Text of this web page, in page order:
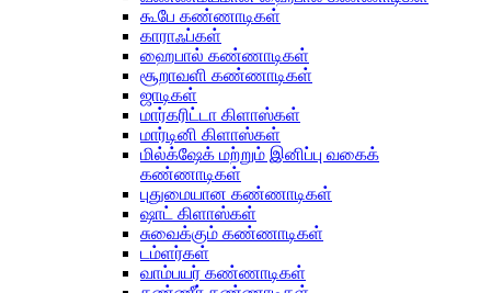
கூபே கண்ணாடிகள்
காராஃப்கள்
ஹைபால் கண்ணாடிகள்
சூறாவளி கண்ணாடிகள்
ஜாடிகள்
மார்கரிட்டா கிளாஸ்கள்
மார்டினி கிளாஸ்கள்
மில்க்‌ஷேக் மற்றும் இனிப்பு வகைக்
கண்ணாடிகள்
புதுமையான கண்ணாடிகள்
ஷாட் கிளாஸ்கள்
சுவைக்கும் கண்ணாடிகள்
டம்ளர்கள்
வாம்பயர் கண்ணாடிகள்